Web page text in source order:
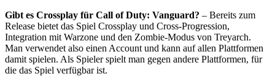
Gibt es Crossplay für Call of Duty: Vanguard? – Bereits zum
Release bietet das Spiel Crossplay und Cross-Progression,
Integration mit Warzone und den Zombie-Modus von Treyarch.
Man verwendet also einen Account und kann auf allen Plattformen
damit spielen. Als Spieler spielt man gegen andere Plattformen, für
die das Spiel verfügbar ist.